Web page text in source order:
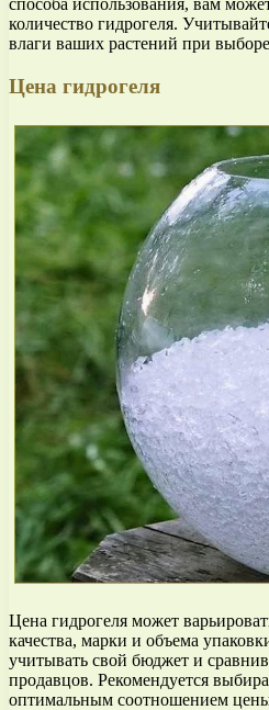
способа использования, вам
количество гидрогеля.
влаги ваших растений при
Цена гидрогеля
Цена гидрогеля может
качества, марки и объема
учитывать свой бюджет и
продавцов. Рекомендуется
оптимальным соотношением цены